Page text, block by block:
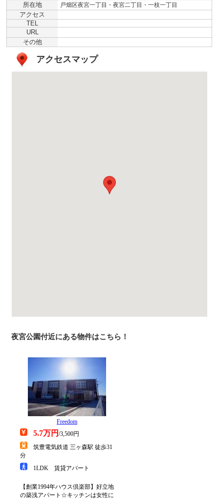
所在地 戸畑区夜宮一丁目・夜宮二丁目・一枝一丁目
アクセス
TEL
URL
その他
アクセスマップ
夜宮公園付近にある物件はこちら！